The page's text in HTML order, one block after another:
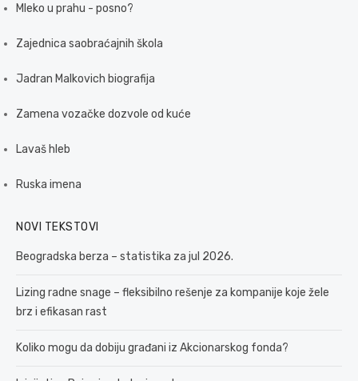
Mleko u prahu - posno?
Zajednica saobraćajnih škola
Jadran Malkovich biografija
Zamena vozačke dozvole od kuće
Lavaš hleb
Ruska imena
NOVI TEKSTOVI
Beogradska berza – statistika za jul 2026.
Lizing radne snage – fleksibilno rešenje za kompanije koje žele
brz i efikasan rast
Koliko mogu da dobiju građani iz Akcionarskog fonda?